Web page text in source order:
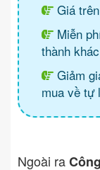
Giá
Miễn
thành
Giảm
mua về tự
Ngoài ra